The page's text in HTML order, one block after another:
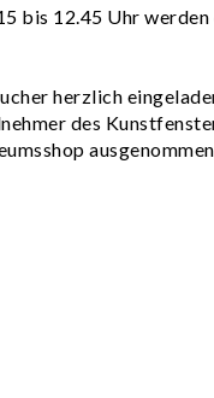
bis 12.45 Uhr
herzlich
des